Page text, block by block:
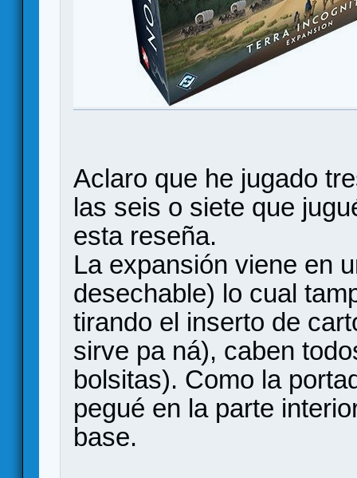
Aclaro que he jugado
las seis o siete que
esta reseña.
La expansión viene en
desechable) lo cual
tirando el inserto de
sirve pa ná), caben
bolsitas). Como la
pegué en la parte
base.